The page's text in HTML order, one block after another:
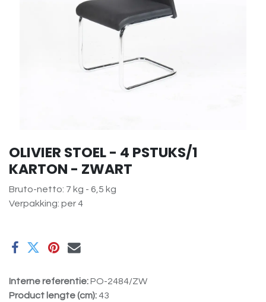
OLIVIER STOEL - 4 PSTUKS/1
KARTON - ZWART
Bruto-netto: 7 kg - 6,5 kg
Verpakking: per 4
Interne referentie:PO-2484/ZW
Product lengte (cm):43